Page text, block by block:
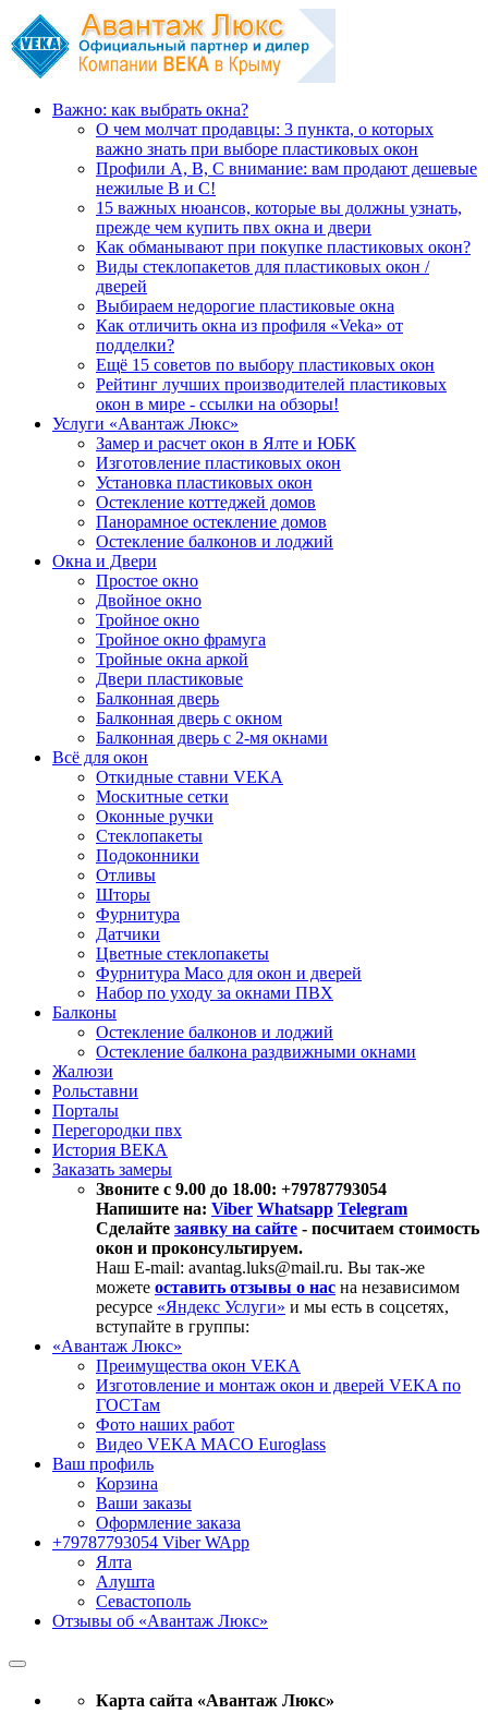
Важно: как выбрать окна?
О чем молчат продавцы: 3 пункта, о которых
важно знать при выборе пластиковых окон
Профили А, В, С внимание: вам продают дешевые
нежилые В и С!
15 важных нюансов, которые вы должны узнать,
прежде чем купить пвх окна и двери
Как обманывают при покупке пластиковых окон?
Виды стеклопакетов для пластиковых окон /
дверей
Выбираем недорогие пластиковые окна
Как отличить окна из профиля «Veka» от
подделки?
Ещё 15 советов по выбору пластиковых окон
Рейтинг лучших производителей пластиковых
окон в мире - ссылки на обзоры!
Услуги «Авантаж Люкс»
Замер и расчет окон в Ялте и ЮБК
Изготовление пластиковых окон
Установка пластиковых окон
Остекление коттеджей домов
Панорамное остекление домов
Остекление балконов и лоджий
Окна и Двери
Простое окно
Двойное окно
Тройное окно
Тройное окно фрамуга
Тройные окна аркой
Двери пластиковые
Балконная дверь
Балконная дверь с окном
Балконная дверь с 2-мя окнами
Всё для окон
Откидные ставни VEKA
Москитные сетки
Оконные ручки
Стеклопакеты
Подоконники
Отливы
Шторы
Фурнитура
Датчики
Цветные стеклопакеты
Фурнитура Maco для окон и дверей
Набор по уходу за окнами ПВХ
Балконы
Остекление балконов и лоджий
Остекление балкона раздвижными окнами
Жалюзи
Рольставни
Порталы
Перегородки пвх
История ВЕКА
Заказать замеры
Звоните с 9.00 до 18.00: +79787793054
Напишите на: Viber Whatsapp Telegram
Сделайте заявку на сайте - посчитаем стоимость
окон и проконсультируем.
Наш E-mail: avantag.luks@mail.ru. Вы так-же
можете оставить отзывы о нас на независимом
ресурсе «Яндекс Услуги» и мы есть в соцсетях,
вступайте в группы:
«Авантаж Люкс»
Преимущества окон VEKA
Изготовление и монтаж окон и дверей VEKA по
ГОСТам
Фото наших работ
Видео VEKA MACO Euroglass
Ваш профиль
Корзина
Ваши заказы
Оформление заказа
+79787793054 Viber WApp
Ялта
Алушта
Севастополь
Отзывы об «Авантаж Люкс»
Карта сайта «Авантаж Люкс»